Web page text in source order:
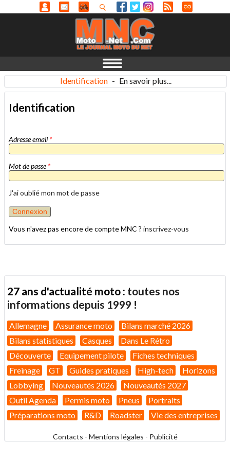
Identification - En savoir plus...
Identification
Adresse email *
Mot de passe*
J'ai oublié mon mot de passe
Vous n'avez pas encore de compte MNC ? inscrivez-vous
27 ans d'actualité moto : toutes nos
informations depuis 1999 !
Allemagne Assurance moto
Bilans marché 2026
Bilans statistiques
Casques
Dans Le Rétro
Découverte
Equipement pilote
Fiches techniques
Freinage
GT Guides pratiques High-tech
Horizons
Lobbying
Nouveautés 2026
Nouveautés 2027
Outil Agenda
Permis moto Pneus
Portraits
Préparations moto
R&D Roadster Vie des entreprises
Contacts - Mentions légales - Publicité